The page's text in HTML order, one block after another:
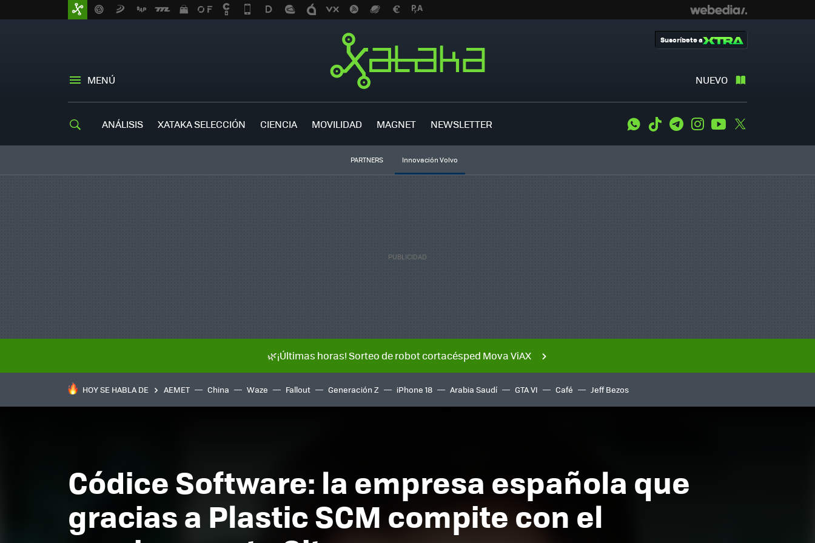
MENÚ NUEVO
Suscríbete a
ANÁLISIS XATAKA SELECCIÓN CIENCIA MOVILIDAD MAGNET NEWSLETTER WhatsApp
Tiktok TelegramInstagramYoutube
PARTNERS Innovación Volvo
🌿¡Últimas horas! Sorteo de robot cortacésped Mova ViAX
HOY SE HABLA DE AEMET China Waze Fallout Generación Z iPhone 18 Arabia Saudí GTA VI Café Jeff Bezos
Códice Software: la empresa española que
gracias a Plastic SCM compite con el